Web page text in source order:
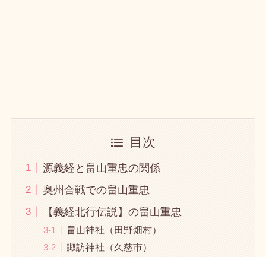
目次
源義経と畠山重忠の関係
奥州合戦での畠山重忠
【義経北行伝説】の畠山重忠
畠山神社（田野畑村）
諏訪神社（久慈市）